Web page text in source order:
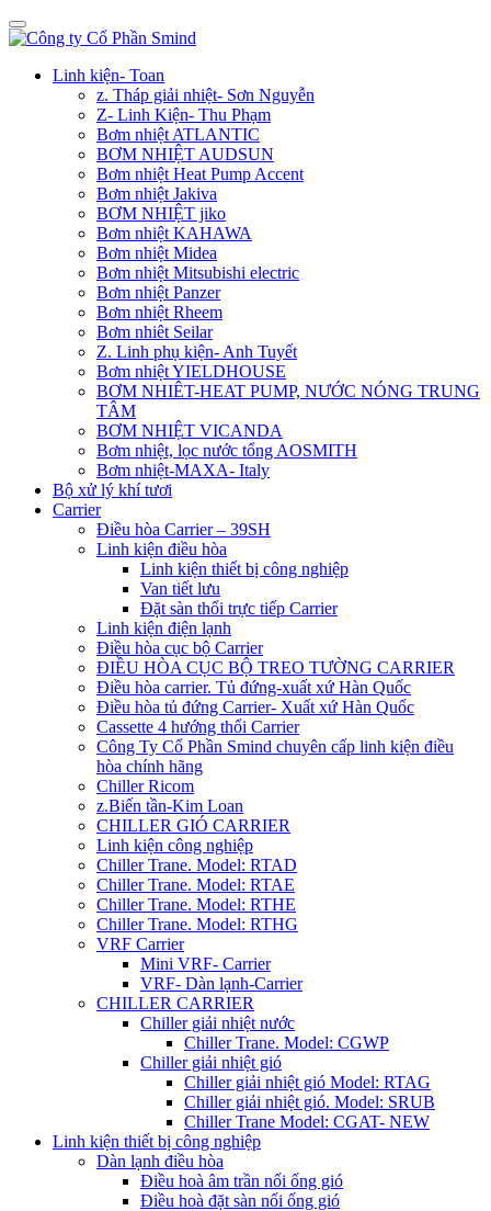
Linh kiện- Toan
z. Tháp giải nhiệt- Sơn Nguyễn
Z- Linh Kiện- Thu Phạm
Bơm nhiệt ATLANTIC
BƠM NHIỆT AUDSUN
Bơm nhiệt Heat Pump Accent
Bơm nhiệt Jakiva
BƠM NHIỆT jiko
Bơm nhiệt KAHAWA
Bơm nhiệt Midea
Bơm nhiệt Mitsubishi electric
Bơm nhiệt Panzer
Bơm nhiệt Rheem
Bơm nhiêt Seilar
Z. Linh phụ kiện- Anh Tuyết
Bơm nhiệt YIELDHOUSE
BƠM NHIÊT-HEAT PUMP, NƯỚC NÓNG TRUNG
TÂM
BƠM NHIỆT VICANDA
Bơm nhiệt, lọc nước tổng AOSMITH
Bơm nhiệt-MAXA- Italy
Bộ xử lý khí tươi
Carrier
Điều hòa Carrier – 39SH
Linh kiện điều hòa
Linh kiện thiết bị công nghiệp
Van tiết lưu
Đặt sàn thổi trực tiếp Carrier
Linh kiện điện lạnh
Điều hòa cục bộ Carrier
ĐIỀU HÒA CỤC BỘ TREO TƯỜNG CARRIER
Điều hòa carrier. Tủ đứng-xuất xứ Hàn Quốc
Điều hòa tủ đứng Carrier- Xuất xứ Hàn Quốc
Cassette 4 hướng thổi Carrier
Công Ty Cổ Phần Smind chuyên cấp linh kiện điều
hòa chính hãng
Chiller Ricom
z.Biến tần-Kim Loan
CHILLER GIÓ CARRIER
Linh kiện công nghiệp
Chiller Trane. Model: RTAD
Chiller Trane. Model: RTAE
Chiller Trane. Model: RTHE
Chiller Trane. Model: RTHG
VRF Carrier
Mini VRF- Carrier
VRF- Dàn lạnh-Carrier
CHILLER CARRIER
Chiller giải nhiệt nước
Chiller Trane. Model: CGWP
Chiller giải nhiệt gió
Chiller giải nhiệt gió Model: RTAG
Chiller giải nhiệt gió. Model: SRUB
Chiller Trane Model: CGAT- NEW
Linh kiện thiết bị công nghiệp
Dàn lạnh điều hòa
Điều hoà âm trần nối ống gió
Điều hoà đặt sàn nối ống gió